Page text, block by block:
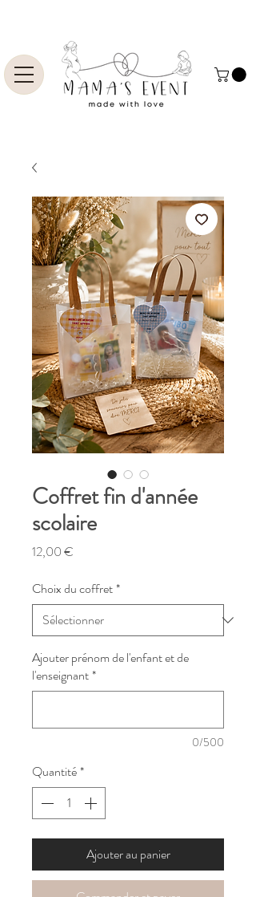
Coffret fin d'année
scolaire
12,00 €
Choix du coffret*
Ajouter prénom de l'enfant et de
l'enseignant*
0/500
Quantité*
Ajouter au panier